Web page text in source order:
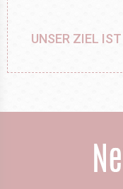
UNSER ZIEL